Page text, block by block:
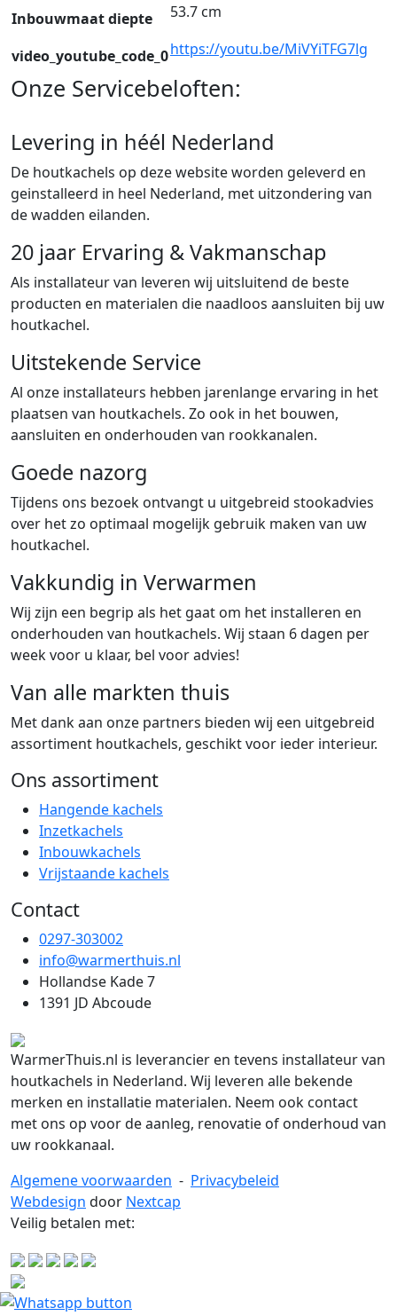
Inbouwmaat diepte 53.7 cm
video_youtube_code_0https://youtu.be/MiVYiTFG7lg
Onze Servicebeloften:
Levering in héél Nederland
De houtkachels op deze website worden geleverd en
geinstalleerd in heel Nederland, met uitzondering van
de wadden eilanden.
20 jaar Ervaring & Vakmanschap
Als installateur van leveren wij uitsluitend de beste
producten en materialen die naadloos aansluiten bij uw
houtkachel.
Uitstekende Service
Al onze installateurs hebben jarenlange ervaring in het
plaatsen van houtkachels. Zo ook in het bouwen,
aansluiten en onderhouden van rookkanalen.
Goede nazorg
Tijdens ons bezoek ontvangt u uitgebreid stookadvies
over het zo optimaal mogelijk gebruik maken van uw
houtkachel.
Vakkundig in Verwarmen
Wij zijn een begrip als het gaat om het installeren en
onderhouden van houtkachels. Wij staan 6 dagen per
week voor u klaar, bel voor advies!
Van alle markten thuis
Met dank aan onze partners bieden wij een uitgebreid
assortiment houtkachels, geschikt voor ieder interieur.
Ons assortiment
Hangende kachels
Inzetkachels
Inbouwkachels
Vrijstaande kachels
Contact
0297-303002
info@warmerthuis.nl
Hollandse Kade 7
1391 JD Abcoude
WarmerThuis.nl is leverancier en tevens installateur van
houtkachels in Nederland. Wij leveren alle bekende
merken en installatie materialen. Neem ook contact
met ons op voor de aanleg, renovatie of onderhoud van
uw rookkanaal.
Algemene voorwaarden - Privacybeleid
Webdesign door Nextcap
Veilig betalen met: